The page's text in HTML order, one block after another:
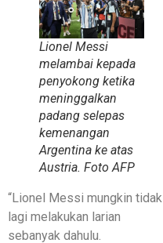
Lionel Messi
melambai kepada
penyokong ketika
meninggalkan
padang selepas
kemenangan
Argentina ke atas
Austria. Foto AFP
“Lionel Messi mungkin tidak
lagi melakukan larian
sebanyak dahulu.